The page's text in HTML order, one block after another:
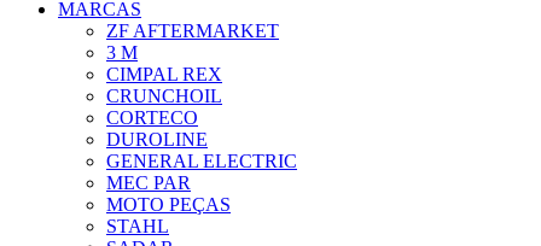
MARCAS
ZF AFTERMARKET
3 M
CIMPAL REX
CRUNCHOIL
CORTECO
DUROLINE
GENERAL ELECTRIC
MEC PAR
MOTO PEÇAS
STAHL